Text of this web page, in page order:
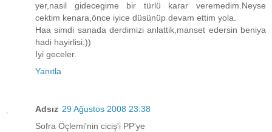
yer,nasil gidecegime bir türlü karar veremedim.Neyse
cektim kenara,önce iyice düsünüp devam ettim yola.
Haa simdi sanada derdimizi anlattik,manset edersin beniya
hadi hayirlisi:))
Iyi geceler.
Yanıtla
Adsız 29 Ağustos 2008 23:38
Sofra Öçlemi'nin ciciş'i PP'ye